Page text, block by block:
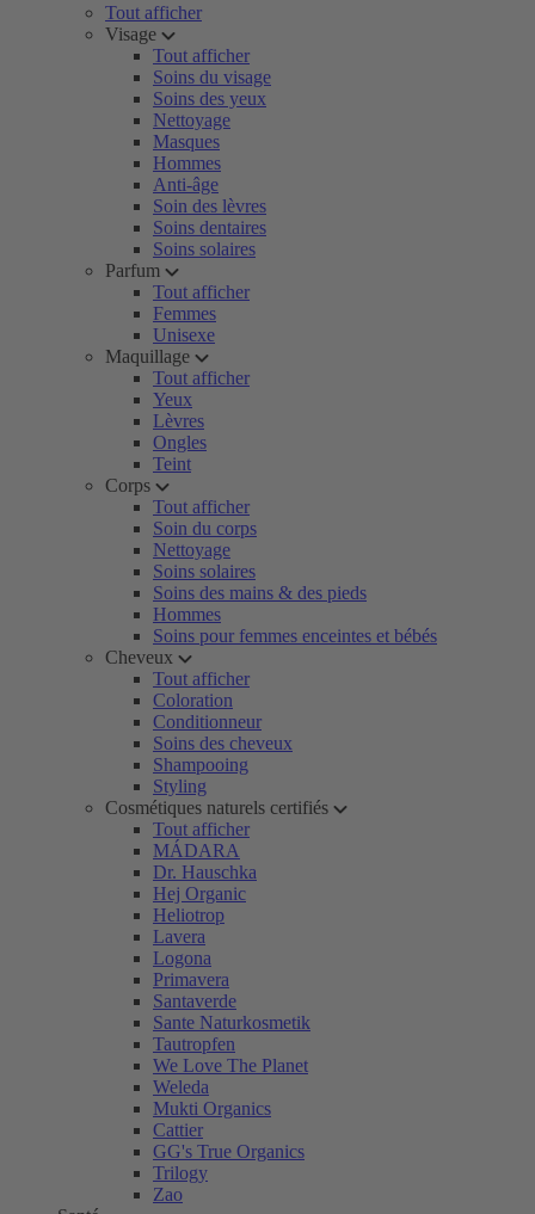
Tout afficher
Visage
Tout afficher
Soins du visage
Soins des yeux
Nettoyage
Masques
Hommes
Anti-âge
Soin des lèvres
Soins dentaires
Soins solaires
Parfum
Tout afficher
Femmes
Unisexe
Maquillage
Tout afficher
Yeux
Lèvres
Ongles
Teint
Corps
Tout afficher
Soin du corps
Nettoyage
Soins solaires
Soins des mains & des pieds
Hommes
Soins pour femmes enceintes et bébés
Cheveux
Tout afficher
Coloration
Conditionneur
Soins des cheveux
Shampooing
Styling
Cosmétiques naturels certifiés
Tout afficher
MÁDARA
Dr. Hauschka
Hej Organic
Heliotrop
Lavera
Logona
Primavera
Santaverde
Sante Naturkosmetik
Tautropfen
We Love The Planet
Weleda
Mukti Organics
Cattier
GG's True Organics
Trilogy
Zao